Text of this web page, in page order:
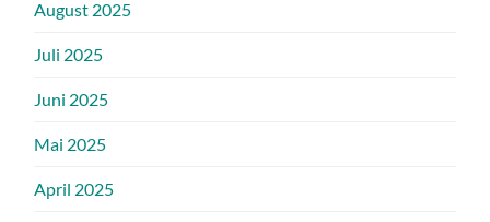
August 2025
Juli 2025
Juni 2025
Mai 2025
April 2025